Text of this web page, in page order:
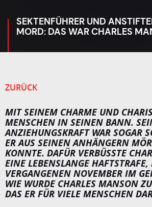
SEKTENFÜHRER UND
MORD: DAS WAR CHARLES
ZURÜCK
MIT SEINEM CHARME UND
MENSCHEN IN SEINEN BANN.
ANZIEHUNGSKRAFT WAR SOGAR
ER AUS SEINEN ANHÄNGERN
KONNTE. DAFÜR VERBÜSSTE
INE LEBENSLANGE HAFTSTRAFE,
ERGANGENEN NOVEMBER IM
IE WURDE CHARLES MANSON ZU
AS ER FÜR VIELE MENSCHEN